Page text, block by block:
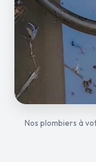
Nos plombiers à